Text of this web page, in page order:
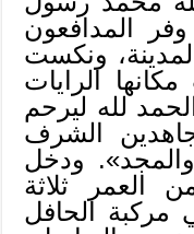
وفر المدافعون
ونكست
الرايات
لله ليرحم
الشرف
ودخل
العمر ثلاثة
مركبة الحافل